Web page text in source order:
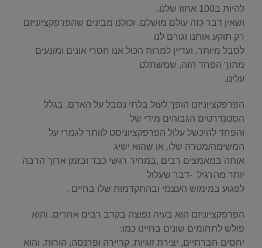
להיות ב100 אחוז שלנו.
ושאין דבר כזה עולם מושלם. וכולנו מבינים שהפרפקציוניזם
רק תוקע אותנו וגורם לנו
לסבל מיותר. ועדיין למרות הכול אנו חסרי אונים ומונעים
מתוך הפחד הזה, שמשתלט
עלינו.
הפרפקציוניזם הופך לעול בלתי נסבל על האדם. בגלל
הסטנדרטים הגבוהים מידי של
והפחד להיכשל עלול הפרפקציוניסט לוותר לגמרי על
המשימה/מטרה שלו. או שהוא ישיג
אותה במאמצים רבים ,במחיר רגשי כבד ובזמן ארוך הרבה
יותר מהרגיל -דבר שעלול
לפגוע במימוש העצמי ובהתקדמות שלו בחיים .
הפרפקציוניזם הוא בעיה נפוצה בקרב רבים אחרים. והוא
פולש לתחומים שונים בחיינו כמו:
יחסים חברתיים, יצירת זוגיות, קריירה ופרנסה, הורות. והוא